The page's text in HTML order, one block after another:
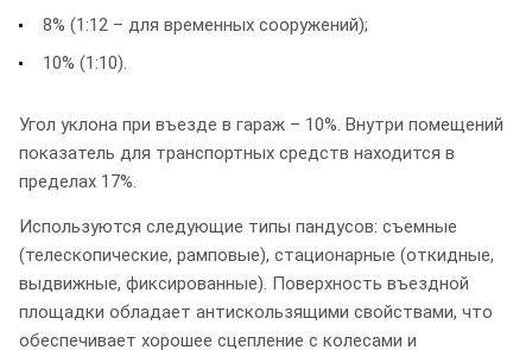
8% (1:12 – для временных сооружений);
10% (1:10).
Угол уклона при въезде в гараж – 10%. Внутри помещений
показатель для транспортных средств находится в
пределах 17%.
Используются следующие типы пандусов: съемные
(телескопические, рамповые), стационарные (откидные,
выдвижные, фиксированные). Поверхность въездной
площадки обладает антискользящими свойствами, что
обеспечивает хорошее сцепление с колесами и